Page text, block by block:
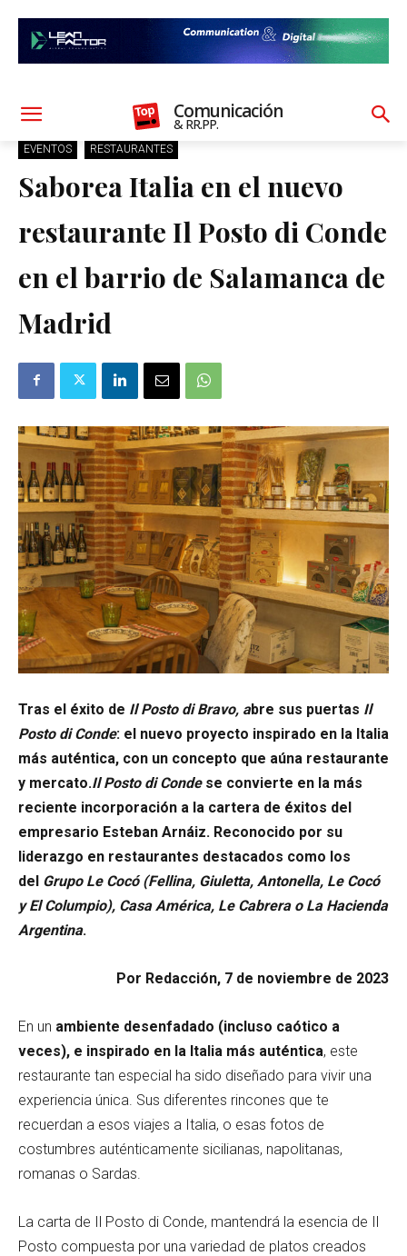
Comunicación
& RR.PP.
EVENTOS RESTAURANTES
Saborea Italia en el nuevo
restaurante Il Posto di Conde
en el barrio de Salamanca de
Madrid
Tras el éxito de Il Posto di Bravo, abre sus puertas Il
Posto di Conde: el nuevo proyecto inspirado en la Italia
más auténtica, con un concepto que aúna restaurante
y mercato.Il Posto di Condese convierte en la más
reciente incorporación a la cartera de éxitos del
empresario Esteban Arnáiz. Reconocido por su
liderazgo en restaurantes destacados como los
del Grupo Le Cocó (Fellina, Giuletta, Antonella, Le Cocó
y El Columpio), Casa América, Le Cabrera o La Hacienda
Argentina.
Por Redacción, 7 de noviembre de 2023
En un ambiente desenfadado (incluso caótico a
veces), e inspirado en la Italia más auténtica, este
restaurante tan especial ha sido diseñado para vivir una
experiencia única. Sus diferentes rincones que te
recuerdan a esos viajes a Italia, o esas fotos de
costumbres auténticamente sicilianas, napolitanas,
romanas o Sardas.
La carta de Il Posto di Conde, mantendrá la esencia de Il
Posto compuesta por una variedad de platos creados